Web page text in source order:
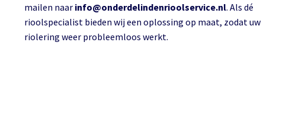
mailen naar info@onderdelindenrioolservice.nl. Als dé
rioolspecialist bieden wij een oplossing op maat, zodat uw
riolering weer probleemloos werkt.